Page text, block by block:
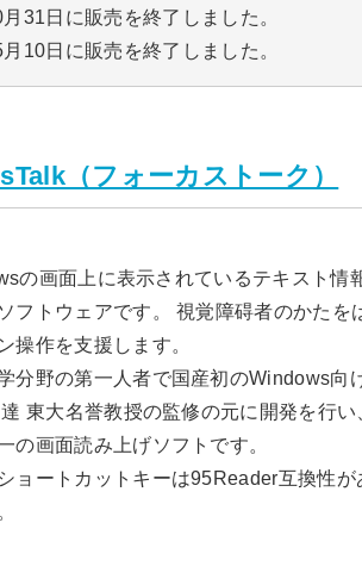
31日に販売を終了しました。
10日に販売を終了しました。
（フォーカストーク）
の画面上に表示されているテキスト情
ソフトウェアです。 視覚障碍者のかた
操作を支援します。
分野の第一人者で国産初のWindows向
東大名誉教授の監修の元に開発を行
の画面読み上げソフトです。
ョートカットキーは95Reader互換性